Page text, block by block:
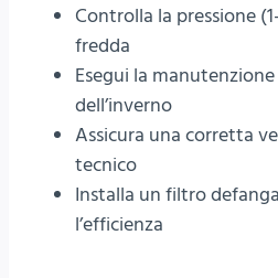
Controlla la pressione
fredda
Esegui la
dell’inverno
Assicura una corretta
tecnico
Installa un filtro
l’efficienza